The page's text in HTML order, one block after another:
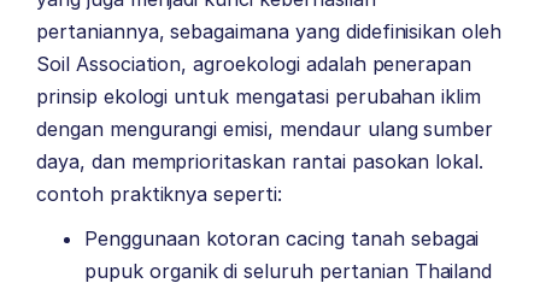
pertaniannya, sebagaimana yang didefinisikan oleh
Soil Association, agroekologi adalah penerapan
prinsip ekologi untuk mengatasi perubahan iklim
dengan mengurangi emisi, mendaur ulang sumber
daya, dan memprioritaskan rantai pasokan lokal.
contoh praktiknya seperti:
Penggunaan kotoran cacing tanah sebagai
pupuk organik di seluruh pertanian Thailand